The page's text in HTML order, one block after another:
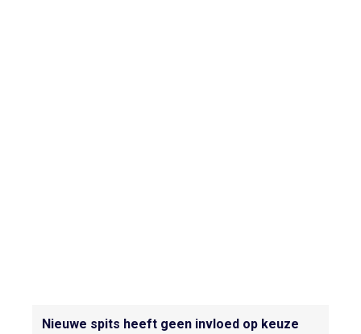
Nieuwe spits heeft geen invloed op keuze